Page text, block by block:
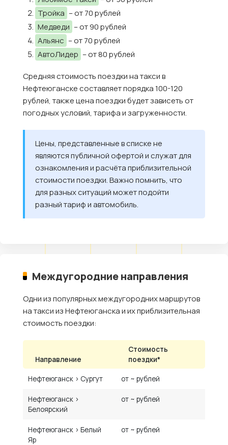
Тройка – от 70 рублей
Медведи – от 90 рублей
Альянс – от 70 рублей
АвтоЛидер – от 80 рублей
Средняя стоимость поездки на такси в
Нефтеюганске составляет порядка 100-120
рублей, также цена поездки будет зависеть от
погодных условий, тарифа и загруженности.
Цены, представленные в списке не
являются публичной офертой и служат для
ознакомления и расчёта приблизительной
стоимости поездки. Важно помнить, что
для разных ситуаций может подойти
разный тариф и автомобиль.
Междугородние направления
Одни из популярных междугородних маршрутов
на такси из Нефтеюганска и их приблизительная
стоимость поездки:
Направление
Стоимость
поездки*
Нефтеюганск › Сургут от ~ рублей
Нефтеюганск ›
Белоярский
от ~ рублей
Нефтеюганск › Белый
Яр
от ~ рублей